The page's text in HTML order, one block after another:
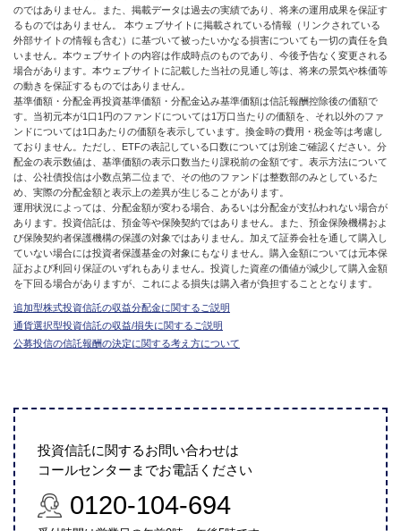
のではありません。また、掲載データは過去の実績であり、将来の運用成果を保証す
るものではありません。 本ウェブサイトに掲載されている情報（リンクされている
外部サイトの情報も含む）に基づいて被ったいかなる損害についても一切の責任を負
いません。本ウェブサイトの内容は作成時点のものであり、今後予告なく変更される
場合があります。本ウェブサイトに記載した当社の見通し等は、将来の景気や株価等
の動きを保証するものではありません。
基準価額・分配金再投資基準価額・分配金込み基準価額は信託報酬控除後の価額で
す。当初元本が1口1円のファンドについては1万口当たりの価額を、それ以外のファ
ンドについては1口あたりの価額を表示しています。換金時の費用・税金等は考慮し
ておりません。ただし、ETFの表記している口数については別途ご確認ください。分
配金の表示数値は、基準価額の表示口数当たり課税前の金額です。表示方法について
は、公社債投信は小数点第二位まで、その他のファンドは整数部のみとしているた
め、実際の分配金額と表示上の差異が生じることがあります。
運用状況によっては、分配金額が変わる場合、あるいは分配金が支払われない場合が
あります。投資信託は、預金等や保険契約ではありません。また、預金保険機構およ
び保険契約者保護機構の保護の対象ではありません。加えて証券会社を通して購入し
ていない場合には投資者保護基金の対象にもなりません。購入金額については元本保
証および利回り保証のいずれもありません。投資した資産の価値が減少して購入金額
を下回る場合がありますが、これによる損失は購入者が負担することとなります。
追加型株式投資信託の収益分配金に関するご説明
通貨選択型投資信託の収益/損失に関するご説明
公募投信の信託報酬の決定に関する考え方について
投資信託に関するお問い合わせは
コールセンターまでお電話ください
0120-104-694